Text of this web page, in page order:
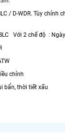
/ D-WDR. Tùy chỉnh
Với 2 chế độ :
chỉnh
bẩn, thời tiết xấu